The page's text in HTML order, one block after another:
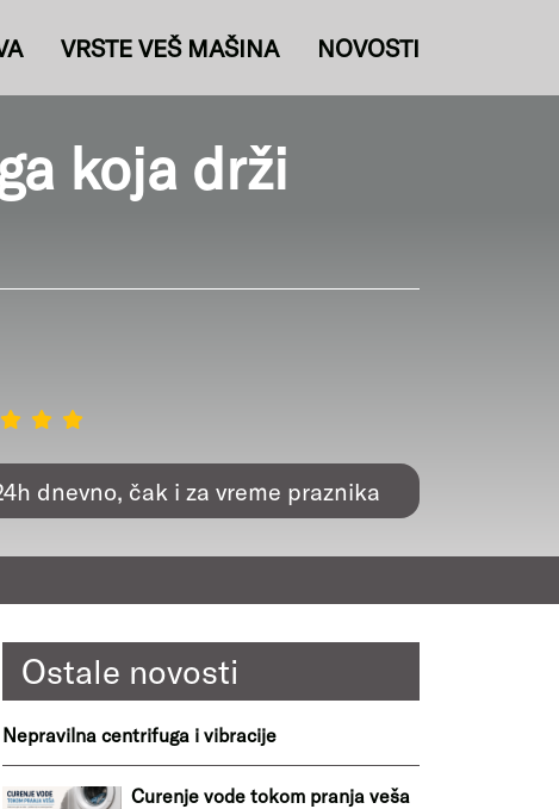
VRSTE VEŠ MAŠINA NOVOSTI
koja drži
dnevno, čak i za vreme praznika
Ostale novosti
Nepravilna centrifuga i vibracije
Curenje vode tokom pranja veša